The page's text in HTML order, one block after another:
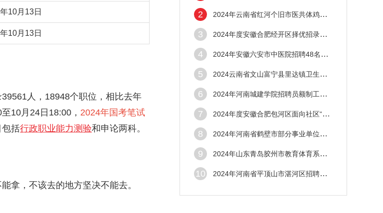
10月13日
10月13日
39561人，18948个职位，相比去年
10月24日18:00， 2024年国考笔试
包括行政职业能力测验和申论两科。
拿，不该去的地方坚决不能去。
2 2024年云南省红河个旧市医共体鸡街分院编外
3 2024年度安徽合肥经开区择优招录社区工作者
4 2024年安徽六安市中医院招聘48名公告
5 2024云南省文山富宁县里达镇卫生院招聘编外
6 2024年河南城建学院招聘员额制工作人员方案
7 2024年度安徽合肥包河区面向社区“小管家”
8 2024年河南省鹤壁市部分事业单位定向选聘高
9 2024年山东青岛胶州市教育体育系统公费师范
10 2024年河南省平顶山市湛河区招聘中小学幼儿